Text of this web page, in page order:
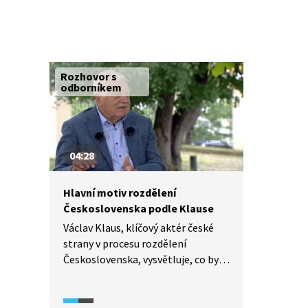
Rozhovor s
odborníkem
04:28
Hlavní motiv rozdělení
Československa podle Klause
Václav Klaus, klíčový aktér české
strany v procesu rozdělení
Československa, vysvětluje, co bylo